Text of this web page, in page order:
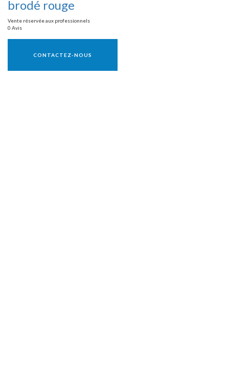
brodé rouge
Vente réservée aux professionnels
0 Avis
CONTACTEZ-NOUS